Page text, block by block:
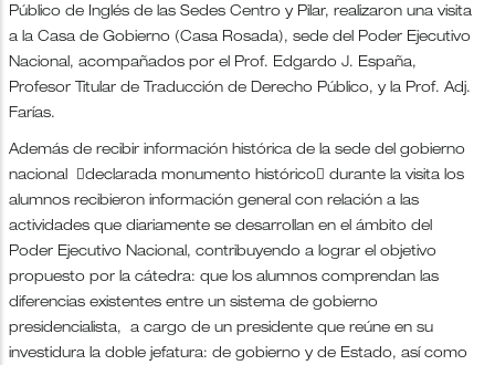
Público de Inglés de las Sedes Centro y Pilar, realizaron una visita
a la Casa de Gobierno (Casa Rosada), sede del Poder Ejecutivo
Nacional, acompañados por el Prof. Edgardo J. España,
Profesor Titular de Traducción de Derecho Público, y la Prof. Adj.
Farías.
Además de recibir información histórica de la sede del gobierno
nacional declarada monumento histórico durante la visita los
alumnos recibieron información general con relación a las
actividades que diariamente se desarrollan en el ámbito del
Poder Ejecutivo Nacional, contribuyendo a lograr el objetivo
propuesto por la cátedra: que los alumnos comprendan las
diferencias existentes entre un sistema de gobierno
presidencialista, a cargo de un presidente que reúne en su
investidura la doble jefatura: de gobierno y de Estado, así como